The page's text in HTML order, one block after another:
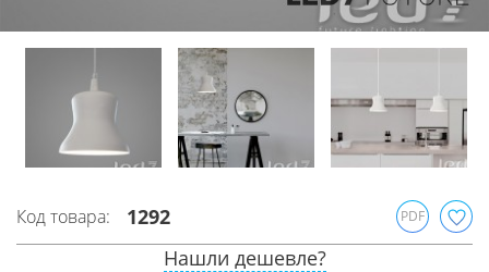
Код товара: 1292 PDF
Нашли дешевле?